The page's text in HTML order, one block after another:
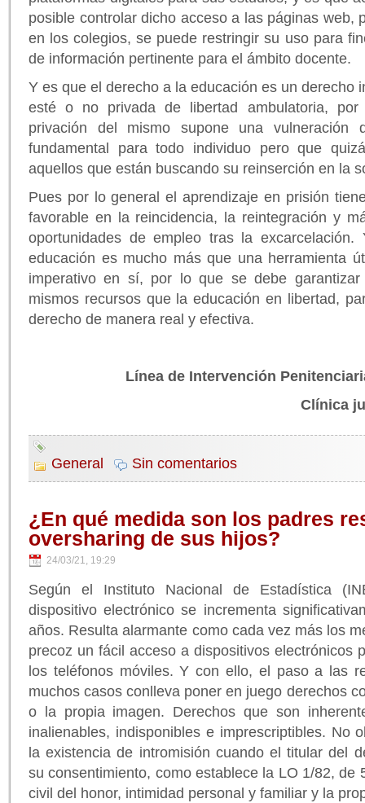
posible controlar dicho acceso a las páginas web,
en los colegios, se puede restringir su uso para
de información pertinente para el ámbito docente.
Y es que el derecho a la educación es un derecho
esté o no privada de libertad ambulatoria,
privación del mismo supone una
fundamental para todo individuo pero que
aquellos que están buscando su reinserción en la
Pues por lo general el aprendizaje en prisión
favorable en la reincidencia, la reintegración y
oportunidades de empleo tras la
educación es mucho más que una herramienta
imperativo en sí, por lo que se debe
mismos recursos que la educación en libertad,
derecho de manera real y efectiva.
Línea de Intervención
Clínica
General Sin comentarios
¿En qué medida son los padres
oversharing de sus hijos?
24/03/21, 19:29
Según el Instituto Nacional de Estadística
dispositivo electrónico se incrementa
años. Resulta alarmante como cada vez más los
precoz un fácil acceso a dispositivos electrónicos
los teléfonos móviles. Y con ello, el paso a las
muchos casos conlleva poner en juego derechos
o la propia imagen. Derechos que son
inalienables, indisponibles e imprescriptibles. No
la existencia de intromisión cuando el titular del
su consentimiento, como establece la LO 1/82, de
civil del honor, intimidad personal y familiar y la